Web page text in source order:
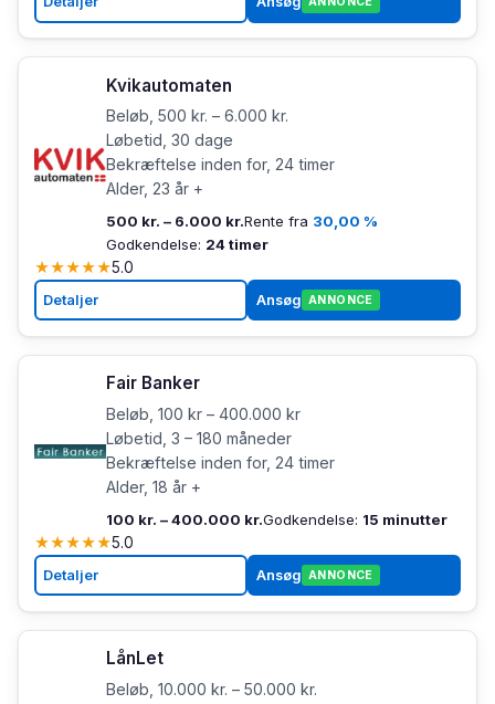
Kvikautomaten
Beløb, 500 kr. – 6.000 kr.
Løbetid, 30 dage
Bekræftelse inden for, 24 timer
Alder, 23 år +
500 kr. – 6.000 kr.Rente fra 30,00 %
Godkendelse: 24 timer
★★★★★5.0
Detaljer Ansøg ANNONCE
Fair Banker
Beløb, 100 kr – 400.000 kr
Løbetid, 3 – 180 måneder
Bekræftelse inden for, 24 timer
Alder, 18 år +
100 kr. – 400.000 kr.Godkendelse: 15 minutter
★★★★★5.0
Detaljer Ansøg ANNONCE
LånLet
Beløb, 10.000 kr. – 50.000 kr.